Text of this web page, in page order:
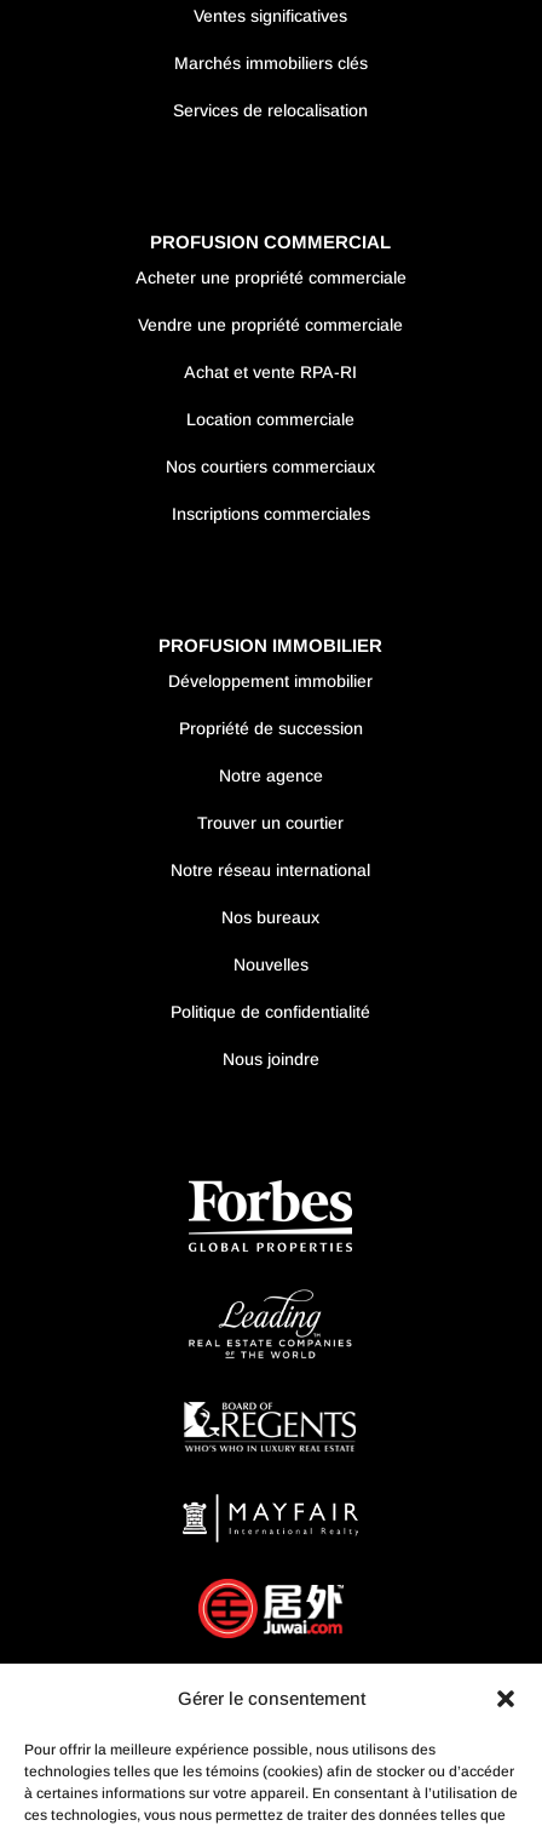
Gérer le consentement
Pour offrir la meilleure expérience possible, nous utilisons des
technologies telles que les témoins (cookies) afin de stocker ou d’accéder
à certaines informations sur votre appareil. En consentant à l’utilisation de
ces technologies, vous nous permettez de traiter des données telles que
Ventes significatives
Marchés immobiliers clés
Services de relocalisation
PROFUSION COMMERCIAL
Acheter une propriété commerciale
Vendre une propriété commerciale
Achat et vente RPA-RI
Location commerciale
Nos courtiers commerciaux
Inscriptions commerciales
PROFUSION IMMOBILIER
Développement immobilier
Propriété de succession
Notre agence
Trouver un courtier
Notre réseau international
Nos bureaux
Nouvelles
Politique de confidentialité
Nous joindre